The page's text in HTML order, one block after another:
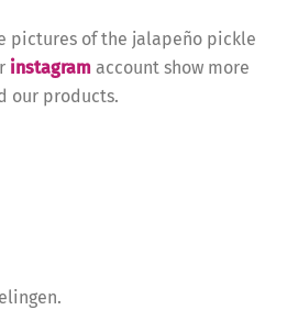
pictures of the jalapeño pickle
instagram account show more
our products.